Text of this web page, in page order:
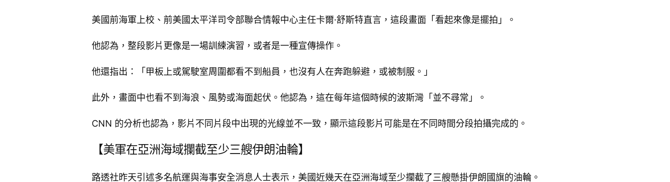
美國前海軍上校、前美國太平洋司令部聯合情報中心主任卡爾·舒斯特直言，這段畫面「看起來像是擺拍」。
他認為，整段影片更像是一場訓練演習，或者是一種宣傳操作。
他還指出：「甲板上或駕駛室周圍都看不到船員，也沒有人在奔跑躲避，或被制服。」
此外，畫面中也看不到海浪、風勢或海面起伏。他認為，這在每年這個時候的波斯灣「並不尋常」。
CNN 的分析也認為，影片不同片段中出現的光線並不一致，顯示這段影片可能是在不同時間分段拍攝完成的。
【美軍在亞洲海域攔截至少三艘伊朗油輪】
路透社昨天引述多名航運與海事安全消息人士表示，美國近幾天在亞洲海域至少攔截了三艘懸掛伊朗國旗的油輪。